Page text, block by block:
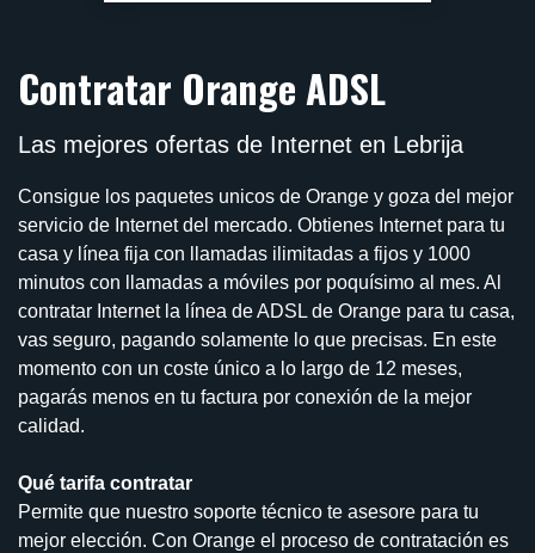
Contratar Orange ADSL
Las mejores ofertas de Internet en Lebrija
Consigue los paquetes unicos de Orange y goza del mejor
servicio de Internet del mercado. Obtienes Internet para tu
casa y línea fija con llamadas ilimitadas a fijos y 1000
minutos con llamadas a móviles por poquísimo al mes. Al
contratar Internet la línea de ADSL de Orange para tu casa,
vas seguro, pagando solamente lo que precisas. En este
momento con un coste único a lo largo de 12 meses,
pagarás menos en tu factura por conexión de la mejor
calidad.
Qué tarifa contratar
Permite que nuestro soporte técnico te asesore para tu
mejor elección. Con Orange el proceso de contratación es